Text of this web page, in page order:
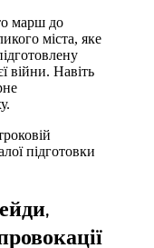
марш до
міста, яке
війни. Навіть
підготовки